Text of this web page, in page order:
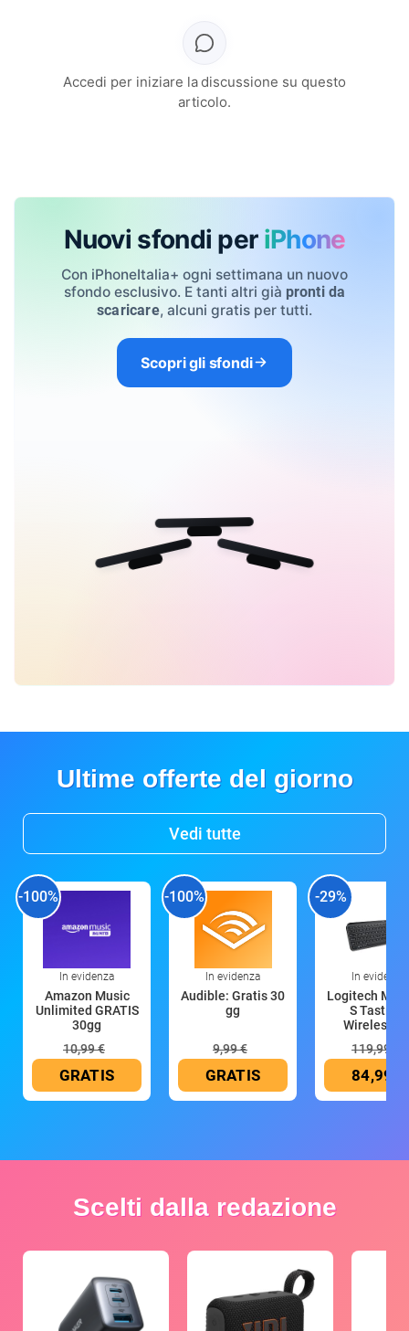
Accedi per iniziare la discussione su questo
articolo.
Nuovi sfondi per iPhone
Con iPhoneItalia+ ogni settimana un nuovo
sfondo esclusivo. E tanti altri già pronti da
scaricare, alcuni gratis per tutti.
Scopri gli sfondi
Ultime offerte del giorno
Vedi tutte
-100%
In evidenza
Amazon Music
Unlimited GRATIS
30gg
10,99 €
GRATIS
-100%
In evidenza
Audible: Gratis 30
gg
9,99 €
GRATIS
-29%
In evidenza
Logitech MX
S Tastiera
Wireless
119,99 €
84,99 €
Scelti dalla redazione